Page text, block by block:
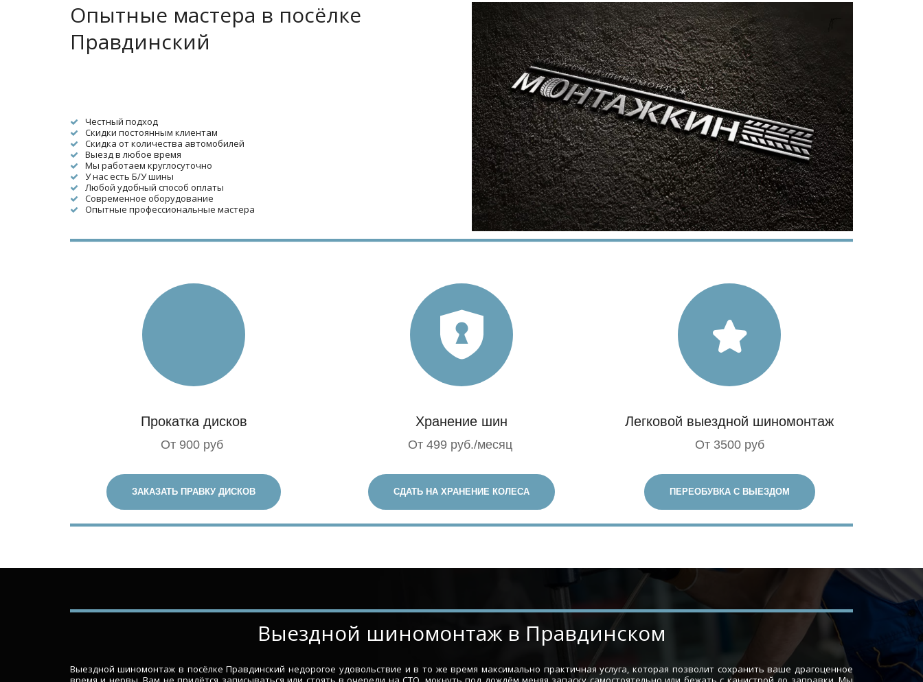
Опытные мастера в посёлке
Правдинский
Честный подход
Скидки постоянным клиентам
Скидка от количества автомобилей
Выезд в любое время
Мы работаем круглосуточно
У нас есть Б/У шины
Любой удобный способ оплаты
Современное оборудование
Опытные профессиональные мастера
Прокатка дисков
От 900 руб
ЗАКАЗАТЬ ПРАВКУ ДИСКОВ
Хранение шин
От 499 руб./месяц
СДАТЬ НА ХРАНЕНИЕ КОЛЕСА
Легковой выездной шиномонтаж
От 3500 руб
ПЕРЕОБУВКА С ВЫЕЗДОМ
­­­­Выездной шиномонтаж в Правдинском
Выездной шиномонтаж в посёлке Правдинский недорогое удовольствие и в то же время максимально практичная услуга, которая позволит сохранить ваше драгоценное